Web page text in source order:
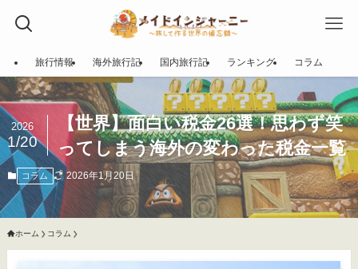
旅行情報 海外旅行記 国内旅行記 ランキング コラム
【世界】面白い税金26選！思わず笑
ってしまう海外の変わった税金一覧
2026
1/20
コラム 2026年1月20日
ホーム コラム